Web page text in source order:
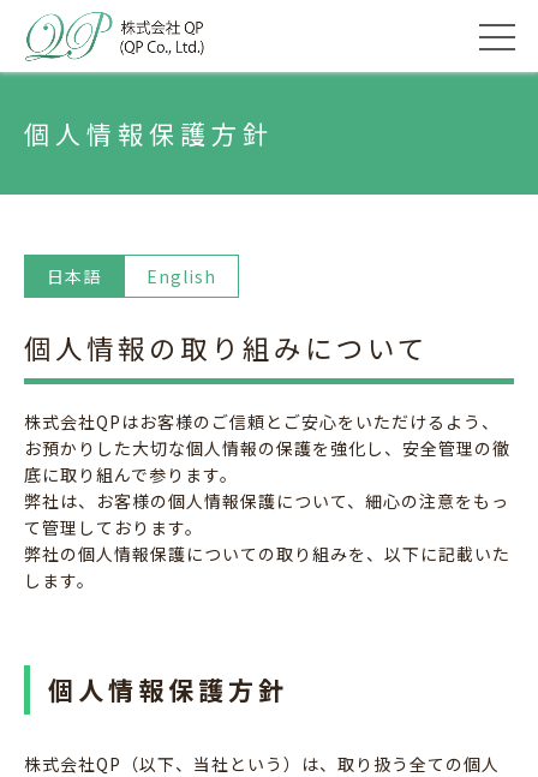
個人情報保護方針
日本語 English
個人情報の取り組みについて
株式会社QPはお客様のご信頼とご安心をいただけるよう、
お預かりした大切な個人情報の保護を強化し、安全管理の徹
底に取り組んで参ります。
弊社は、お客様の個人情報保護について、細心の注意をもっ
て管理しております。
弊社の個人情報保護についての取り組みを、以下に記載いた
します。
個人情報保護方針
株式会社QP（以下、当社という）は、取り扱う全ての個人